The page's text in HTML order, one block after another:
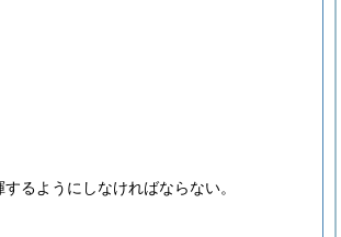
るようにしなければならない。